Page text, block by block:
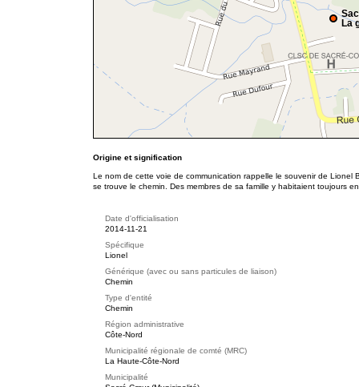
La
Origine et signification
Le nom de cette voie de communication rappelle le souvenir de Lionel
se trouve le chemin. Des membres de sa famille y habitaient toujours
Date d'officialisation
2014-11-21
Spécifique
Lionel
Générique (avec ou sans particules de liaison)
Chemin
Type d'entité
Chemin
Région administrative
Côte-Nord
Municipalité régionale de comté (MRC)
La Haute-Côte-Nord
Municipalité